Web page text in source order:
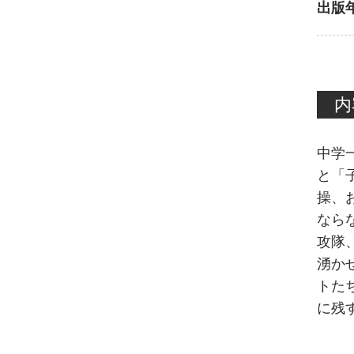
出版
中学
と「
操、
なら
攻隊
湧か
トた
に残